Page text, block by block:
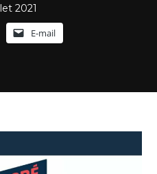
2021
E-mail